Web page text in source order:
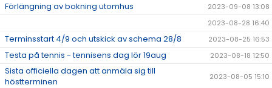
Förlängning av bokning utomhus
2023-09-08 13:08
2023-08-28 16:40
Terminsstart 4/9 och utskick av schema 28/8 2023-08-25 16:53
Testa på tennis - tennisens dag lör 19aug 2023-08-18 12:50
Sista officiella dagen att anmäla sig till
höstterminen
2023-08-05 15:10